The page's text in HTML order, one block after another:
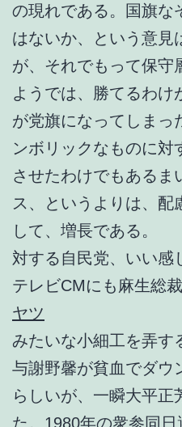
の現れである。国旗な
はないか、という意見
が、それでもって保守
ようでは、勝てるわけ
が党旗になってしまっ
ンボリックなものに対
させたわけでもあるま
ス、というよりは、配
して、増長である。
対する自民党、いい感
テレビCMにも麻生総
ヤツ
みたいな小細工を弄す
与謝野馨が貧血でダウ
らしいが、一瞬大平正
た。1980年の衆参同